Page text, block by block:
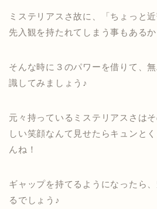
ミステリアスさ故に、「ちょっと
先入観を持たれてしまう事もあるか
そんな時に３のパワーを借りて、
識してみましょう♪
元々持っているミステリアスさは
しい笑顔なんて見せたらキュンと
んね！
ギャップを持てるようになったら
るでしょう♪